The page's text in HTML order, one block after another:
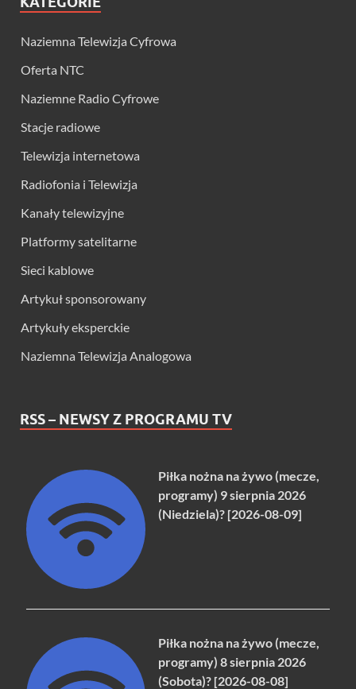
Naziemna Telewizja Cyfrowa
Oferta NTC
Naziemne Radio Cyfrowe
Stacje radiowe
Telewizja internetowa
Radiofonia i Telewizja
Kanały telewizyjne
Platformy satelitarne
Sieci kablowe
Artykuł sponsorowany
Artykuły eksperckie
Naziemna Telewizja Analogowa
RSS – NEWSY Z PROGRAMU TV
Piłka nożna na żywo (mecze,
programy) 9 sierpnia 2026
(Niedziela)? [2026-08-09]
Piłka nożna na żywo (mecze,
programy) 8 sierpnia 2026
(Sobota)? [2026-08-08]